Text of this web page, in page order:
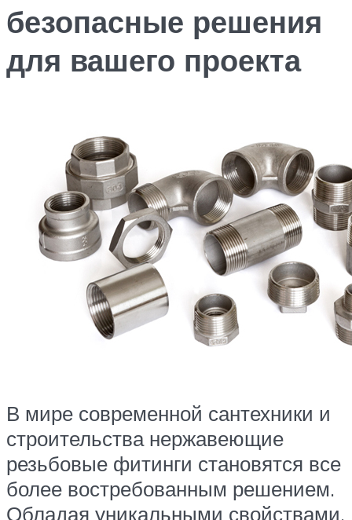
безопасные решения
для вашего проекта
В мире современной сантехники и
строительства нержавеющие
резьбовые фитинги становятся все
более востребованным решением.
Обладая уникальными свойствами,